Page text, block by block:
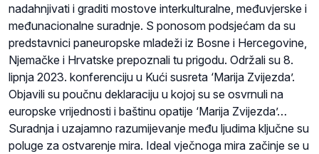
nadahnjivati i graditi mostove interkulturalne, međuvjerske i
međunacionalne suradnje. S ponosom podsjećam da su
predstavnici paneuropske mladeži iz Bosne i Hercegovine,
Njemačke i Hrvatske prepoznali tu prigodu. Održali su 8.
lipnja 2023. konferenciju u Kući susreta ‘Marija Zvijezda’.
Objavili su poučnu deklaraciju u kojoj su se osvrnuli na
europske vrijednosti i baštinu opatije ‘Marija Zvijezda’…
Suradnja i uzajamno razumijevanje među ljudima ključne su
poluge za ostvarenje mira. Ideal vječnoga mira začinje se u